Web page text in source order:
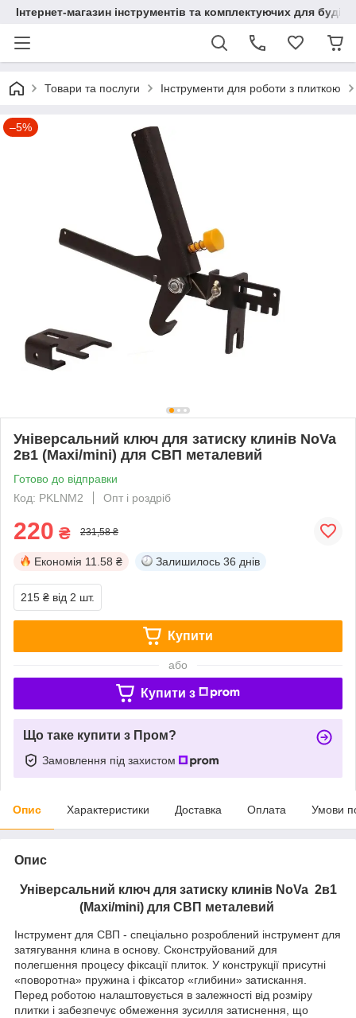
Інтернет-магазин інструментів та комплектуючих для
Товари та послуги Інструменти для роботи з плиткою
–5%
Універсальний ключ для затиску клинів NoVa
2в1 (Maxi/mini) для СВП металевий
Готово до відправки
Код: PKLNM2
Опт і роздріб
220 ₴ 231,58 ₴
Економія 11.58 ₴ Залишилось 36 днів
215 ₴ від 2 шт.
Купити
або
Купити з
Що таке купити з Пром?
Замовлення під захистом
Опис Характеристики Доставка Оплата Умови
Опис
Універсальний ключ для затиску клинів NoVa 2в1
(Maxi/mini) для СВП металевий
Інструмент для СВП - спеціально розроблений інструмент для
затягування клина в основу. Сконструйований для
полегшення процесу фіксації плиток. У конструкції присутні
«поворотна» пружина і фіксатор «глибини» затискання.
Перед роботою налаштовується в залежності від розміру
плитки і забезпечує обмеження зусилля затиснення, що